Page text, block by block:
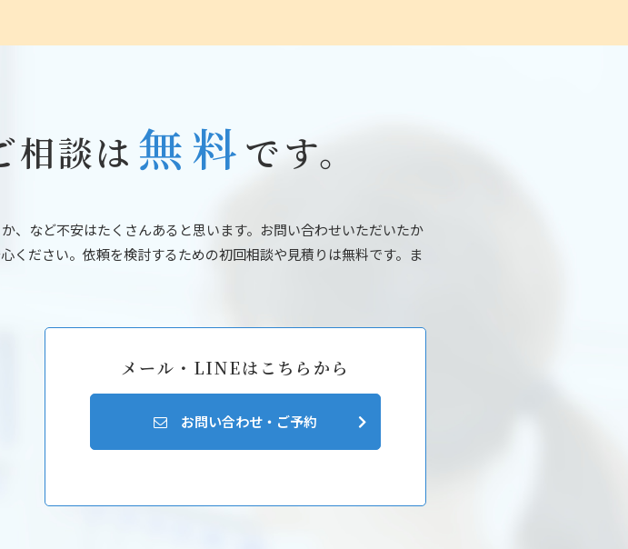
相談は 無料 です。
、など不安はたくさんあると思います。お問い合わせいただいたか
ください。依頼を検討するための初回相談や見積りは無料です。ま
メール・LINEはこちらから
お問い合わせ・ご予約